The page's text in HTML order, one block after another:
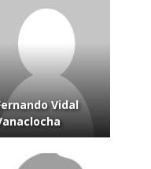
Vidal